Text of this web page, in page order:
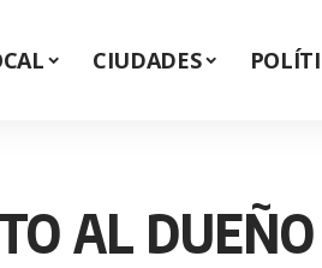
CIUDADES
AL